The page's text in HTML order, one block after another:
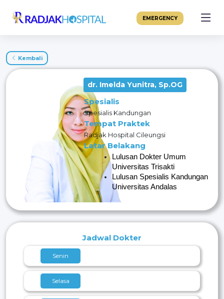
EMERGENCY
Kembali
dr. Imelda Yunitra, Sp.OG
Spesialis
Spesialis Kandungan
Tempat Praktek
Radjak Hospital Cileungsi
Latar Belakang
Lulusan Dokter Umum
Universitas Trisakti
Lulusan Spesialis Kandungan
Universitas Andalas
Jadwal Dokter
Senin
Selasa